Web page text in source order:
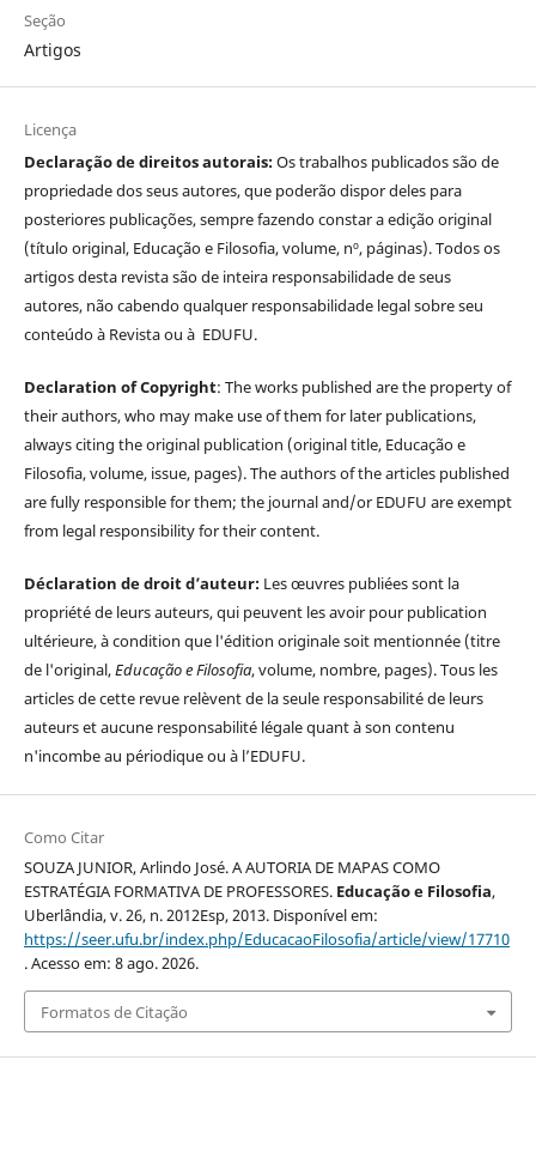
Seção
Artigos
Licença
Declaração de direitos autorais:Os trabalhos publicados são de
propriedade dos seus autores, que poderão dispor deles para
posteriores publicações, sempre fazendo constar a edição original
(título original, Educação e Filosofia, volume, nº, páginas). Todos os
artigos desta revista são de inteira responsabilidade de seus
autores, não cabendo qualquer responsabilidade legal sobre seu
conteúdo à Revista ou à EDUFU.
Declaration of Copyright: The works published are the property of
their authors, who may make use of them for later publications,
always citing the original publication (original title, Educação e
Filosofia, volume, issue, pages). The authors of the articles published
are fully responsible for them; the journal and/or EDUFU are exempt
from legal responsibility for their content.
Déclaration de droit d’auteur: Les œuvres publiées sont la
propriété de leurs auteurs, qui peuvent les avoir pour publication
ultérieure, à condition que l'édition originale soit mentionnée (titre
de l'original,Educação e Filosofia, volume, nombre, pages). Tous les
articles de cette revue relèvent de la seule responsabilité de leurs
auteurs et aucune responsabilité légale quant à son contenu
n'incombe au périodique ou à l’EDUFU.
Como Citar
SOUZA JUNIOR, Arlindo José. A AUTORIA DE MAPAS COMO
ESTRATÉGIA FORMATIVA DE PROFESSORES. Educação e Filosofia,
Uberlândia, v. 26, n. 2012Esp, 2013. Disponível em:
https://seer.ufu.br/index.php/EducacaoFilosofia/article/view/17710
. Acesso em: 8 ago. 2026.
Formatos de Citação